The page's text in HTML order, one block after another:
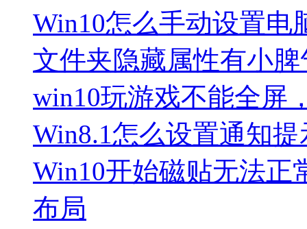
Win10怎么手动设置电
文件夹隐藏属性有小
win10玩游戏不能全屏
Win8.1怎么设置通知
Win10开始磁贴无法正
布局